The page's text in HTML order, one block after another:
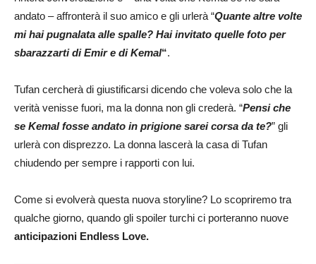
andato – affronterà il suo amico e gli urlerà “Quante altre volte
mi hai pugnalata alle spalle? Hai invitato quelle foto per
sbarazzarti di Emir e di Kemal“.
Tufan cercherà di giustificarsi dicendo che voleva solo che la
verità venisse fuori, ma la donna non gli crederà. “Pensi che
se Kemal fosse andato in prigione sarei corsa da te?” gli
urlerà con disprezzo. La donna lascerà la casa di Tufan
chiudendo per sempre i rapporti con lui.
Come si evolverà questa nuova storyline? Lo scopriremo tra
qualche giorno, quando gli spoiler turchi ci porteranno nuove
anticipazioni Endless Love.